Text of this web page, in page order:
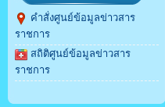
คำสั่งศูนย์ข้อมูลข่าวสาร
ราชการ
สถิติศูนย์ข้อมูลข่าวสาร
ราชการ